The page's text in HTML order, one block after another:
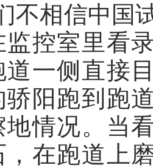
不相信中国
监控室里看
一侧直接
骄阳跑到跑
情况。当
在跑道上